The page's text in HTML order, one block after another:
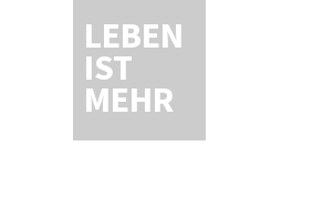
LEBEN
IST
MEHR